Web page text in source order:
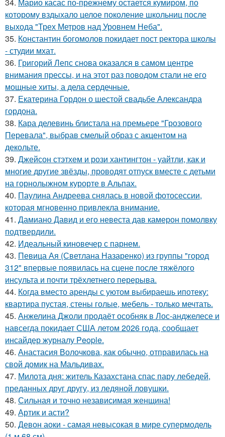
которому вздыхало целое поколение школьниц после
выхода "Трех Метров над Уровнем Неба".
35. Константин богомолов покидает пост ректора школы
- студии мхат.
36. Григорий Лепс снова оказался в самом центре
внимания прессы, и на этот раз поводом стали не его
мощные хиты, а дела сердечные.
37. Екатерина Гордон о шестой свадьбе Александра
гордона.
38. Кара делевинь блистала на премьере "Грозового
Перевала", выбрав смелый образ с акцентом на
декольте.
39. Джейсон стэтхем и рози хантингтон - уайтли, как и
многие другие звёзды, проводят отпуск вместе с детьми
на горнолыжном курорте в Альпах.
40. Паулина Андреева снялась в новой фотосессии,
которая мгновенно привлекла внимание.
41. Дамиано Давид и его невеста дав камерон помолвку
подтвердили.
42. Идеальный киновечер с парнем.
43. Певица Ая (Светлана Назаренко) из группы "город
312" впервые появилась на сцене после тяжёлого
инсульта и почти трёхлетнего перерыва.
44. Когда вместо аренды с уютом выбираешь ипотеку:
квартира пустая, стены голые, мебель - только мечтать.
45. Анжелина Джоли продаёт особняк в Лос-анджелесе и
навсегда покидает США летом 2026 года, сообщает
инсайдер журналу People.
46. Анастасия Волочкова, как обычно, отправилась на
свой домик на Мальдивах.
47. Милота дня: житель Казахстана спас пару лебедей,
преданных друг другу, из ледяной ловушки.
48. Сильная и точно независимая женщина!
49. Артик и асти?
50. Девон аоки - самая невысокая в мире супермодель